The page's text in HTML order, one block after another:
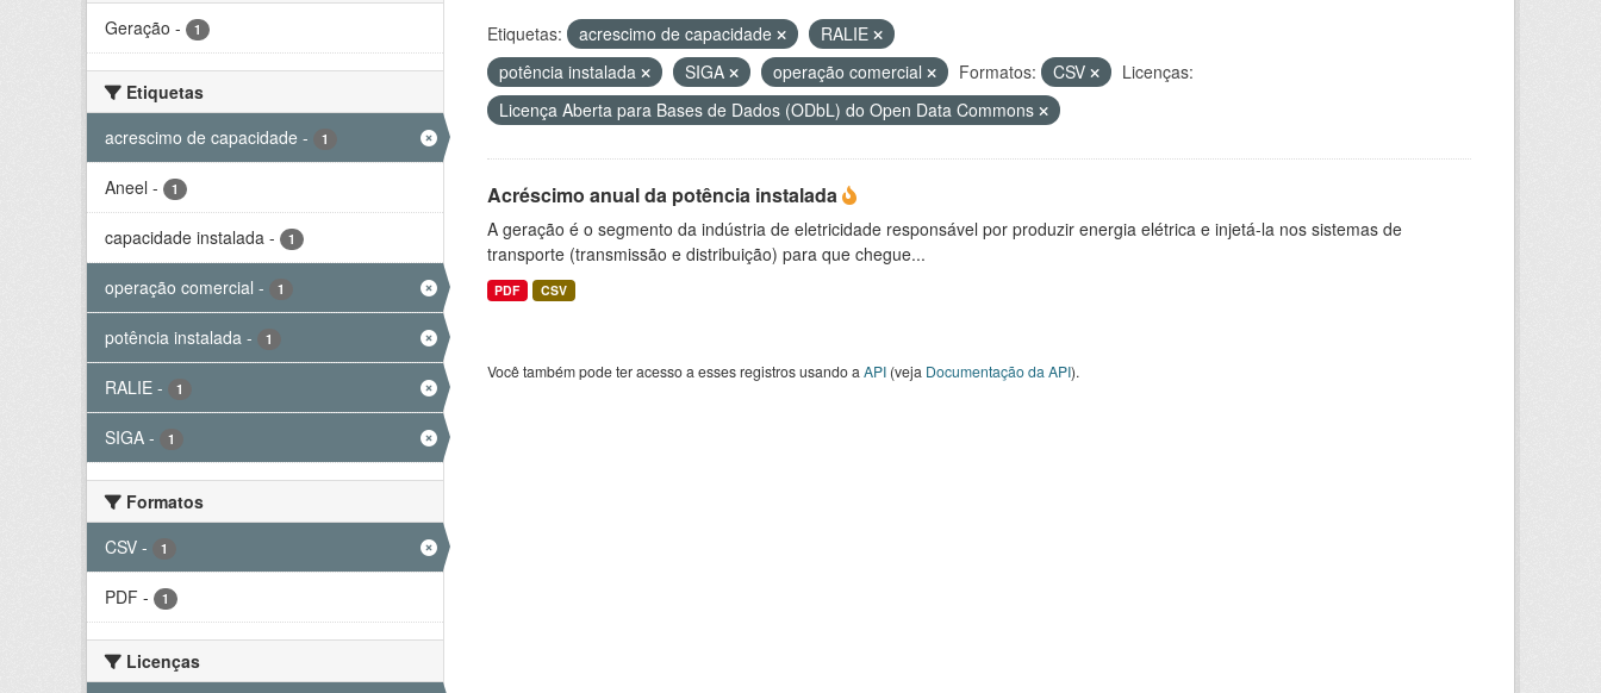
Geração - 1
Etiquetas
acrescimo de capacidade - 1
Aneel - 1
capacidade instalada - 1
operação comercial - 1
potência instalada - 1
RALIE - 1
SIGA - 1
Formatos
CSV - 1
PDF - 1
Licenças
Etiquetas: acrescimo de capacidade
RALIE
potência instalada
SIGA operação comercial Formatos: CSV
Licenças:
Licença Aberta para Bases de Dados (ODbL) do Open Data Commons
Acréscimo anual da potência instalada
A geração é o segmento da indústria de eletricidade responsável por produzir energia elétrica e injetá-la nos sistemas de
transporte (transmissão e distribuição) para que chegue...
PDF CSV
Você também pode ter acesso a esses registros usando a API(veja Documentação da API).